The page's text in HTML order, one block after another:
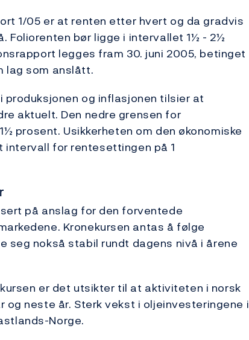
1/05 er at renten etter hvert og da gradvis
Foliorenten bør ligge i intervallet 1½ - 2½
legges fram 30. juni 2005, betinget
lag som anslått.
produksjonen og inflasjonen tilsier at
aktuelt. Den nedre grensen for
prosent. Usikkerheten om den økonomiske
for rentesettingen på 1
på anslag for den forventede
Kronekursen antas å følge
seg nokså stabil rundt dagens nivå i årene
er det utsikter til at aktiviteten i norsk
neste år. Sterk vekst i oljeinvesteringene i
Norge.